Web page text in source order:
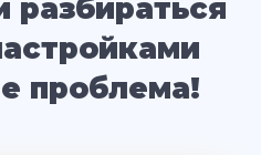
разбираться
проблема!